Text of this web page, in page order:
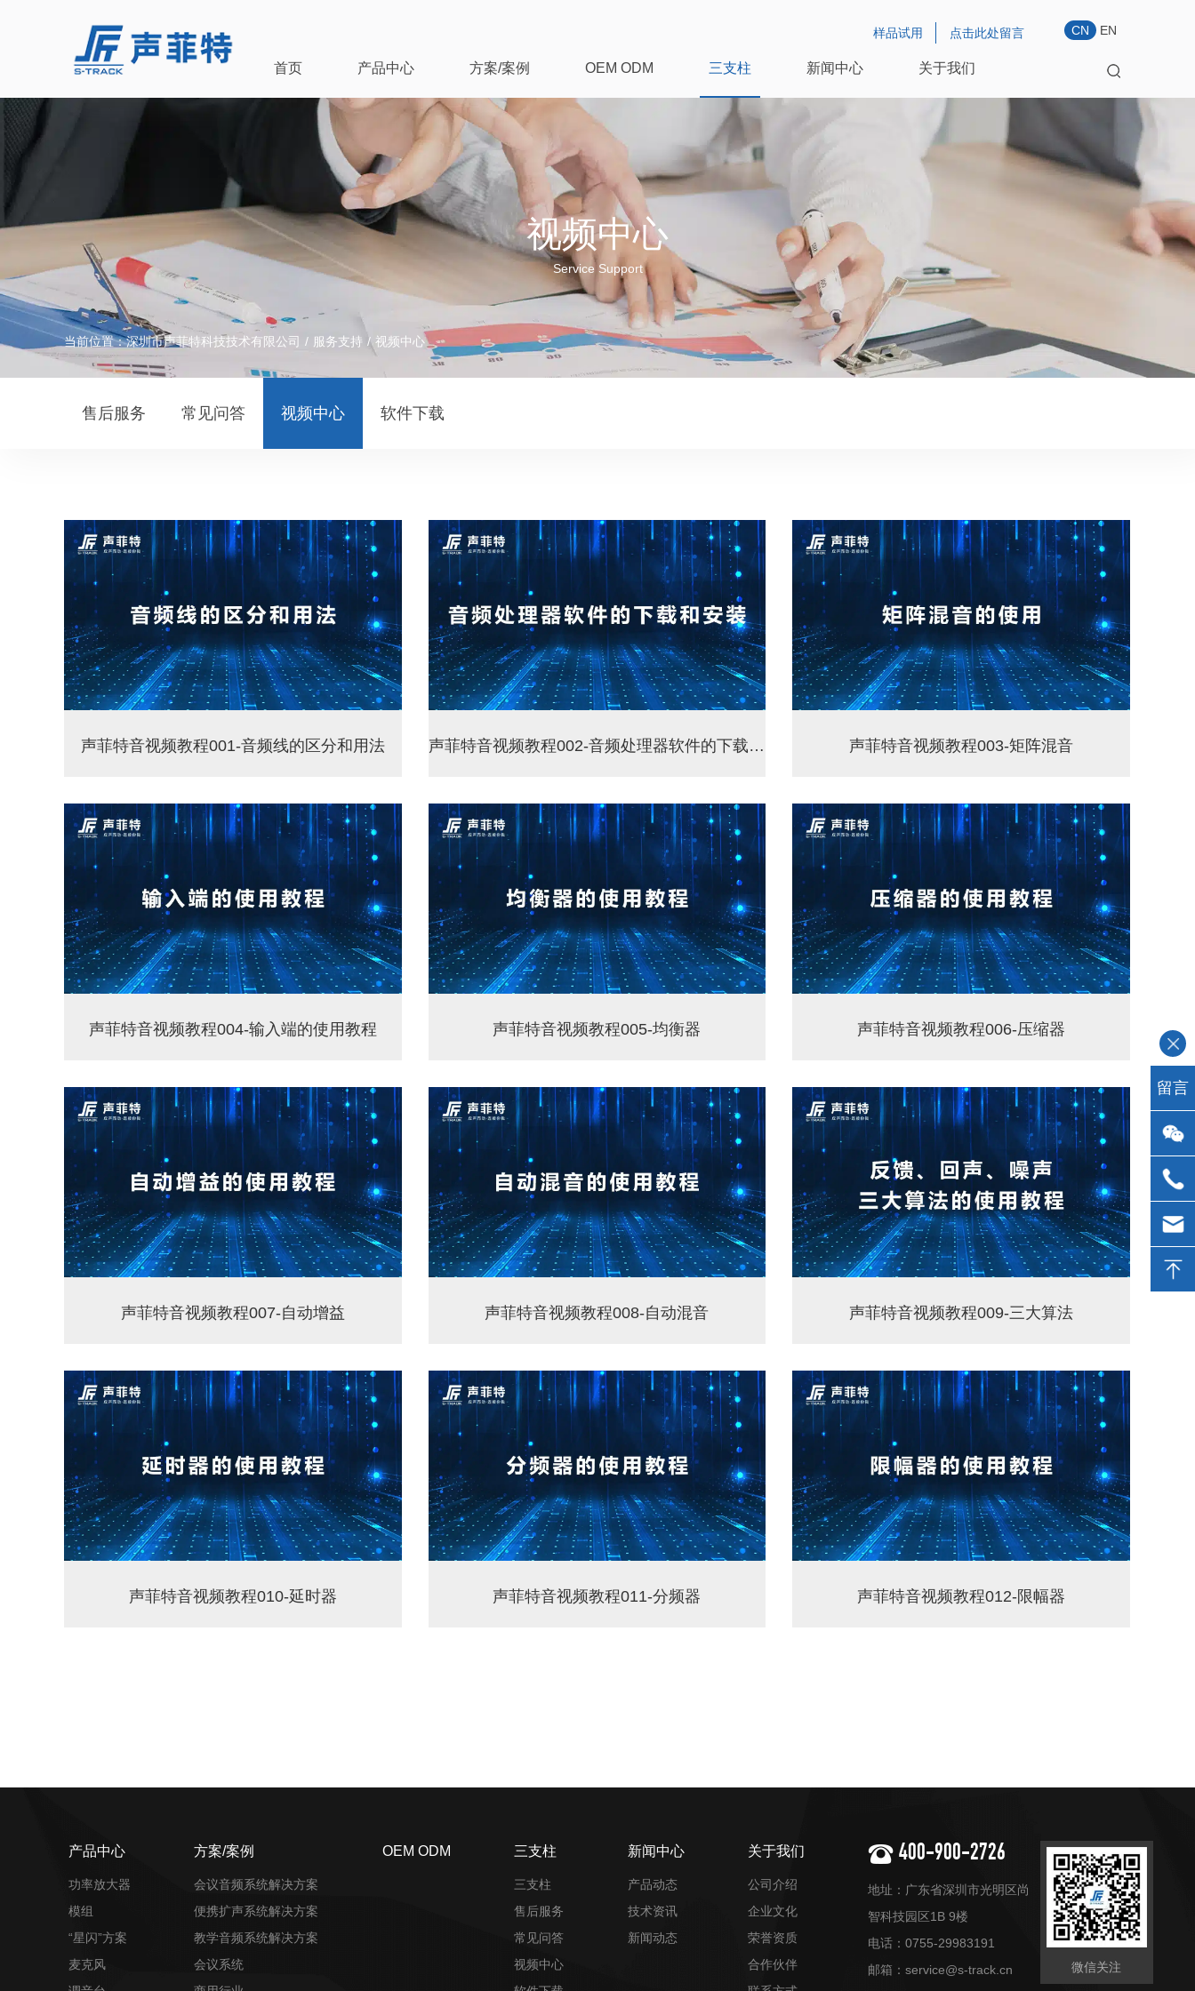
CN EN
点击此处留言
样品试用
首页 产品中心 方案/案例 OEM ODM 三支柱 新闻中心 关于我们
视频中心
Service Support
当前位置：深圳市声菲特科技技术有限公司 / 服务支持 / 视频中心
售后服务 常见问答 视频中心 软件下载
声菲特音视频教程001-音频线的区分和用法 声菲特音视频教程002-音频处理器软件的下载和安装 声菲特音视频教程003-矩阵混音
声菲特音视频教程004-输入端的使用教程 声菲特音视频教程005-均衡器 声菲特音视频教程006-压缩器
声菲特音视频教程007-自动增益 声菲特音视频教程008-自动混音 声菲特音视频教程009-三大算法
声菲特音视频教程010-延时器 声菲特音视频教程011-分频器 声菲特音视频教程012-限幅器
产品中心
功率放大器
模组
“星闪”方案
麦克风
方案/案例
会议音频系统解决方案
便携扩声系统解决方案
教学音频系统解决方案
会议系统
OEM ODM 三支柱
三支柱
售后服务
常见问答
视频中心
新闻中心
产品动态
技术资讯
新闻动态
关于我们
公司介绍
企业文化
荣誉资质
合作伙伴
400-900-2726
地址：广东省深圳市光明区尚
智科技园区1B 9楼
电话：0755-29983191
邮箱：service@s-track.cn
微信关注
留言
点击此
处留言
400-
900-